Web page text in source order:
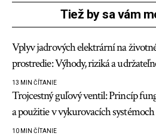
Tiež by sa vám
Vplyv jadrových elektrární na
prostredie: Výhody, riziká a
13 MIN ČÍTANIE
Trojcestný guľový ventil: Princíp
a použitie v vykurovacích systémoch
10 MIN ČÍTANIE